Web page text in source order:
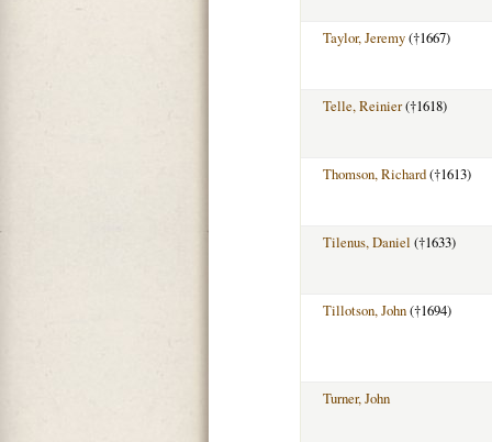
Taylor, Jeremy(†1667)
Telle, Reinier(†1618)
Thomson, Richard(†1613)
Tilenus, Daniel (†1633)
Tillotson, John(†1694)
Turner, John